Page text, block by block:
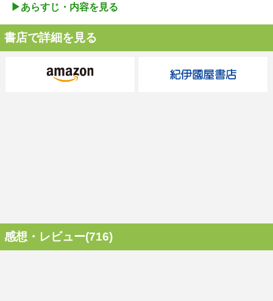
▶︎あらすじ・内容を見る
書店で詳細を見る
感想・レビュー(716)